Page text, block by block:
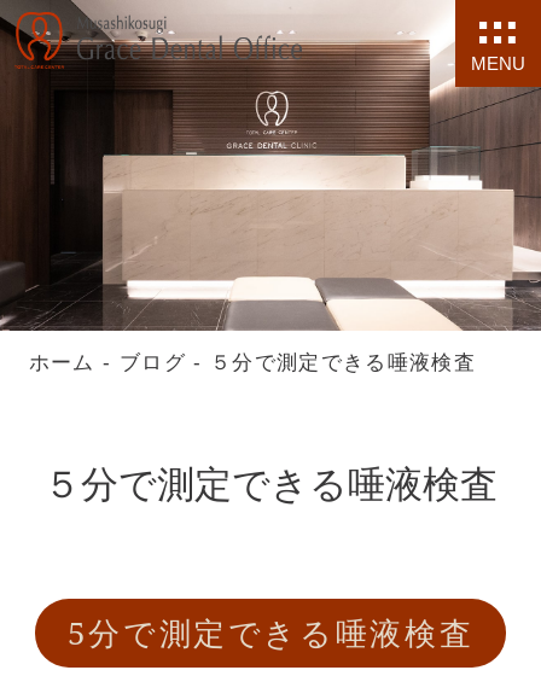
MENU
ホーム - ブログ - ５分で測定できる唾液検査
５分で測定できる唾液検査
5分で測定できる唾液検査